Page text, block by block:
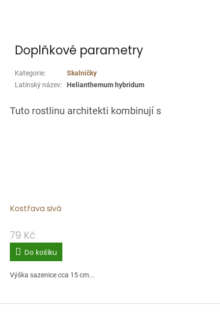
Doplňkové parametry
Kategorie:
Skalničky
Latinský název: Helianthemum hybridum
Kostřava sivá
79 Kč
Do košíku
Výška sazenice cca 15 cm...
Z